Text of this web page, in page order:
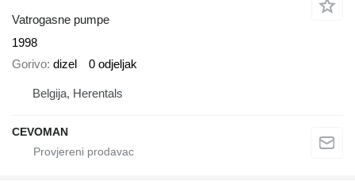
Vatrogasne pumpe
1998
Gorivo dizel 0 odjeljak
Belgija, Herentals
CEVOMAN